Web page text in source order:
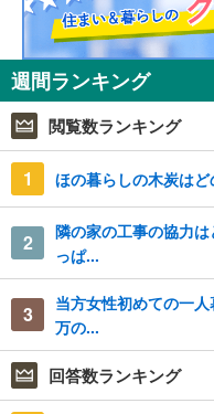
週間ランキング
閲覧数ランキング
1 ほの暮らしの木炭は
2
隣の家の工事の協力
っぱ...
3
当方女性初めての一
万の...
回答数ランキング